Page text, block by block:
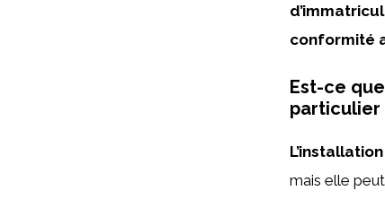
conformité
Est-ce
particulier
mais elle